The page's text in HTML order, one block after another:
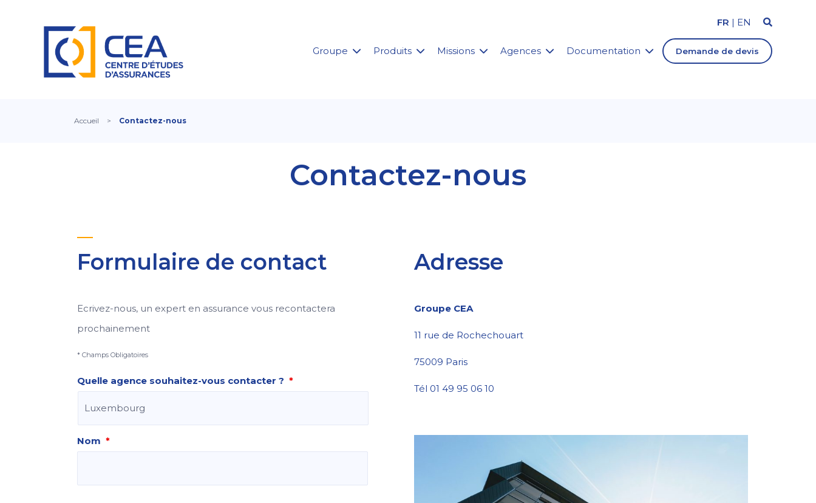
FR | EN
Groupe Produits Missions Agences Documentation Demande de devis
Accueil > Contactez-nous
Contactez-nous
Formulaire de contact
Ecrivez-nous, un expert en assurance vous recontactera
prochainement
* Champs Obligatoires
Quelle agence souhaitez-vous contacter ? *
Nom *
Adresse
Groupe CEA
11 rue de Rochechouart
75009 Paris
Tél 01 49 95 06 10